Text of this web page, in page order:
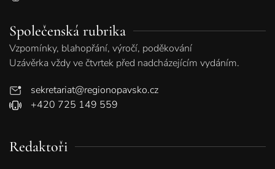
Společenská rubrika
Vzpomínky, blahopřání, výročí, poděkování
Uzávěrka vždy ve čtvrtek před nadcházejícím vydáním.
sekretariat@regionopavsko.cz
+420 725 149 559
Redaktoři